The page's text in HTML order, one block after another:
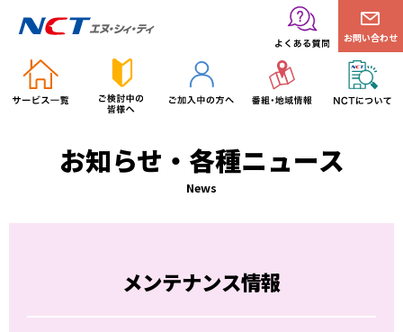
お問い合わせ
お知らせ・各種ニュース
News
メンテナンス情報